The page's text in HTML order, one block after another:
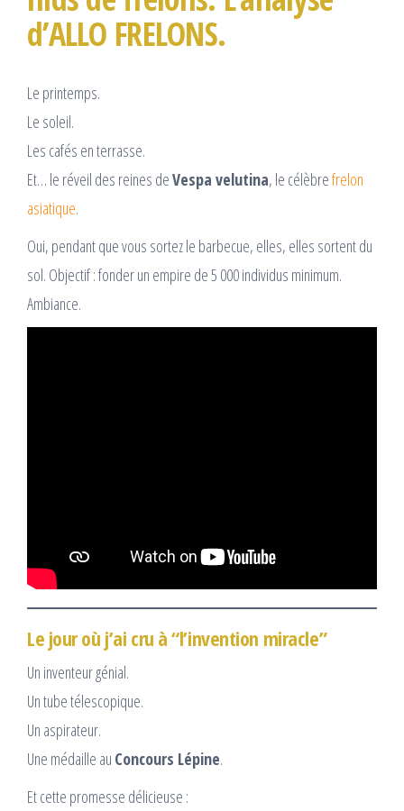
d’ALLO FRELONS.
Le printemps.
Le soleil.
Les cafés en terrasse.
Et… le réveil des reines deVespa velutina, le célèbrefrelon
asiatique.
Oui, pendant que vous sortez le barbecue, elles, elles sortent du
sol. Objectif : fonder un empire de 5 000 individus minimum.
Ambiance.
Le jour où j’ai cru à “l’invention miracle”
Un inventeur génial.
Un tube télescopique.
Un aspirateur.
Une médaille au Concours Lépine.
Et cette promesse délicieuse :